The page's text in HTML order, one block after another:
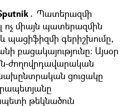
Պատերազմի
ոչ միայն պատերազմին
պացիֆիզմի գերիշխումը,
բացակայությունը։ Այսօր
ժողովրդավարական
նախընտրական ցուցակը
թեկնածուն